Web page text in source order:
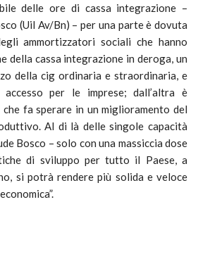
delle ore di cassa integrazione –
(Uil Av/Bn) – per una parte è dovuta
ammortizzatori sociali che hanno
della cassa integrazione in deroga, un
della cig ordinaria e straordinaria, e
per le imprese; dall’altra è
fa sperare in un miglioramento del
Al di là delle singole capacità
Bosco – solo con una massiccia dose
di sviluppo per tutto il Paese, a
si potrà rendere più solida e veloce